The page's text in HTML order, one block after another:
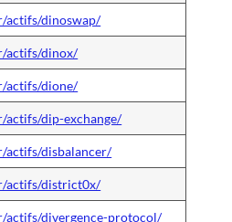
actifs/dinoswap/
actifs/dinox/
actifs/dione/
dip-exchange/
actifs/disbalancer/
actifs/district0x/
actifs/divergence-protocol/